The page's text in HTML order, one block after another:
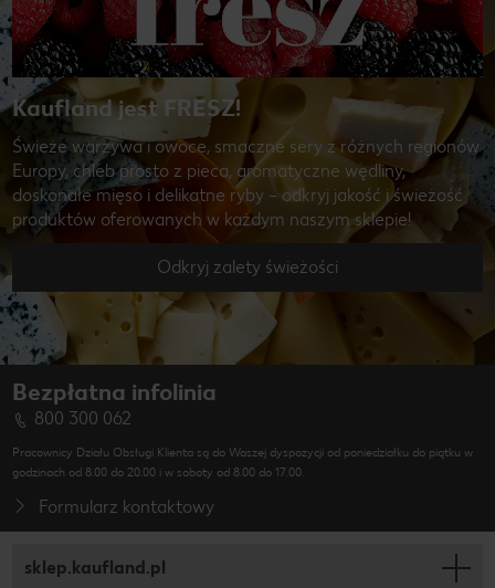
Kaufland jest FRESZ!
Świeże warzywa i owoce, smaczne sery z różnych regionów
Europy, chleb prosto z pieca, aromatyczne wędliny,
doskonałe mięso i delikatne ryby – odkryj jakość i świeżość
produktów oferowanych w każdym naszym sklepie!
Odkryj zalety świeżości
Bezpłatna infolinia
800 300 062
Pracownicy Działu Obsługi Klienta są do Waszej dyspozycji od poniedziałku do piątku w
godzinach od 8.00 do 20.00 i w soboty od 8.00 do 17.00.
Formularz kontaktowy
sklep.kaufland.pl